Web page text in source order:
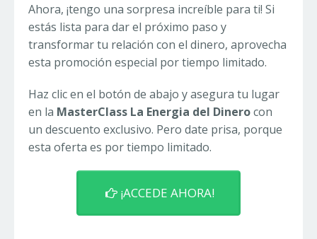
Ahora, ¡tengo una sorpresa increíble para ti! Si
estás lista para dar el próximo paso y
transformar tu relación con el dinero, aprovecha
esta promoción especial por tiempo limitado.
Haz clic en el botón de abajo y asegura tu lugar
en la MasterClass La Energia del Dinerocon
un descuento exclusivo. Pero date prisa, porque
esta oferta es por tiempo limitado.
¡ACCEDE AHORA!